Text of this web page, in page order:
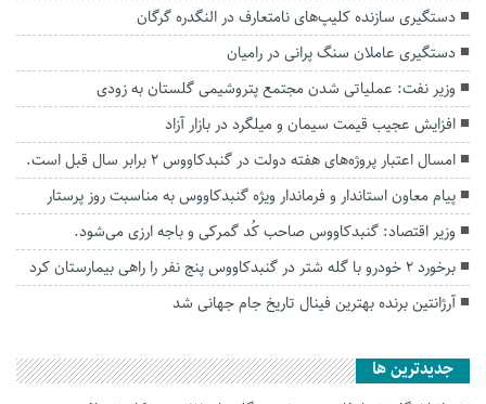
دستگیری سازنده کلیپ‌های نامتعارف در النگدره گرگان
دستگیری عاملان سنگ پرانی در رامیان
وزیر نفت: عملیاتی شدن مجتمع پتروشیمی گلستان به زودی
افزایش عجیب قیمت سیمان و میلگرد در بازار آزاد
امسال اعتبار پروژه‌های هفته دولت در گنبدکاووس ۲ برابر سال قبل است.
پیام معاون استاندار و فرماندار ویژه گنبدکاووس به مناسبت روز پرستار
وزیر اقتصاد: گنبدکاووس صاحب کُد گمرکی و باجه ارزی می‌شود.
برخورد ۲ خودرو با گله شتر در گنبدکاووس پنج نفر را راهی بیمارستان کرد
آرژانتین برنده بهترین فینال تاریخ جام جهانی شد
جديدترين ها